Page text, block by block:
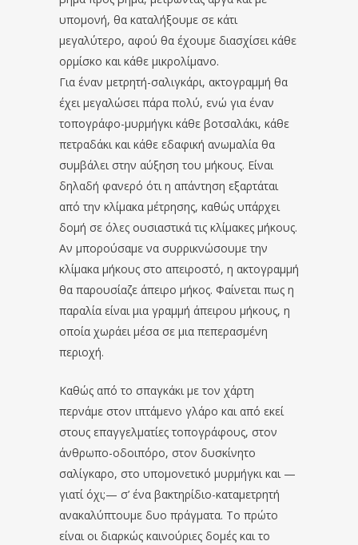
υπομονή, θα καταλήξουμε σε κάτι
μεγαλύτερο, αφού θα έχουμε διασχίσει κάθε
ορμίσκο και κάθε μικρολίμανο.
Για έναν μετρητή-σαλιγκάρι, ακτογραμμή θα
έχει μεγαλώσει πάρα πολύ, ενώ για έναν
τοπογράφο-μυρμήγκι κάθε βοτσαλάκι, κάθε
πετραδάκι και κάθε εδαφική ανωμαλία θα
συμβάλει στην αύξηση του μήκους. Είναι
δηλαδή φανερό ότι η απάντηση εξαρτάται
από την κλίμακα μέτρησης, καθώς υπάρχει
δομή σε όλες ουσιαστικά τις κλίμακες μήκους.
Αν μπορούσαμε να συρρικνώσουμε την
κλίμακα μήκους στο απειροστό, η ακτογραμμή
θα παρουσίαζε άπειρο μήκος. Φαίνεται πως η
παραλία είναι μια γραμμή άπειρου μήκους, η
οποία χωράει μέσα σε μια πεπερασμένη
περιοχή.
Καθώς από το σπαγκάκι με τον χάρτη
περνάμε στον ιπτάμενο γλάρο και από εκεί
στους επαγγελματίες τοπογράφους, στον
άνθρωπο-οδοιπόρο, στον δυσκίνητο
σαλίγκαρο, στο υπομονετικό μυρμήγκι και —
γιατί όχι;— σ’ ένα βακτηρίδιο-καταμετρητή
ανακαλύπτουμε δυο πράγματα. Το πρώτο
είναι οι διαρκώς καινούριες δομές και το